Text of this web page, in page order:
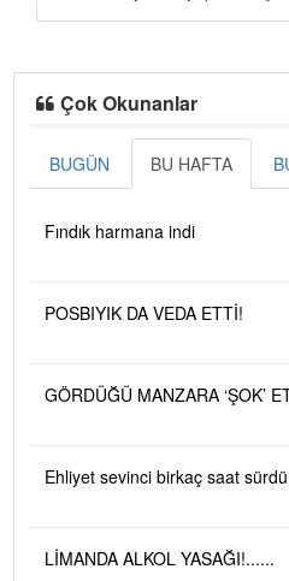
Çok Okunanlar
BUGÜN BU HAFTA
Fındık harmana indi
POSBIYIK DA VEDA ETTİ!
GÖRDÜĞÜ MANZARA ‘ŞOK’
Ehliyet sevinci birkaç saat sürdü
LİMANDA ALKOL YASAĞI!......